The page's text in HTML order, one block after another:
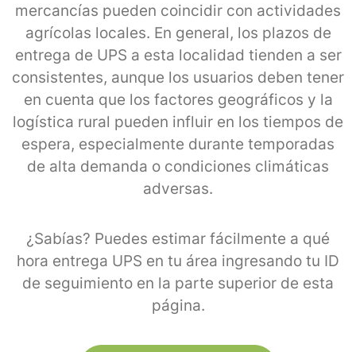
mercancías pueden coincidir con actividades
agrícolas locales. En general, los plazos de
entrega de UPS a esta localidad tienden a ser
consistentes, aunque los usuarios deben tener
en cuenta que los factores geográficos y la
logística rural pueden influir en los tiempos de
espera, especialmente durante temporadas
de alta demanda o condiciones climáticas
adversas.
¿Sabías? Puedes estimar fácilmente a qué
hora entrega UPS en tu área ingresando tu ID
de seguimiento en la parte superior de esta
página.